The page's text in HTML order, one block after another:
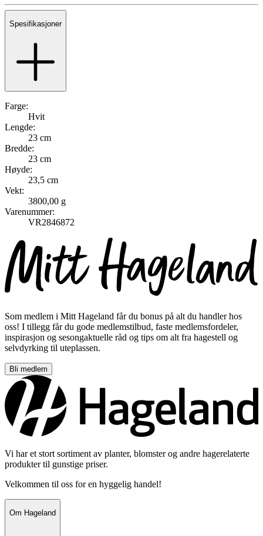
Spesifikasjoner
Farge:
Hvit
Lengde:
23 cm
Bredde:
23 cm
Høyde:
23,5 cm
Vekt:
3800,00 g
Varenummer:
VR2846872
Som medlem i Mitt Hageland får du bonus på alt du handler hos
oss! I tillegg får du gode medlemstilbud, faste medlemsfordeler,
inspirasjon og sesongaktuelle råd og tips om alt fra hagestell og
selvdyrking til uteplassen.
Bli medlem
Vi har et stort sortiment av planter, blomster og andre hagerelaterte
produkter til gunstige priser.
Velkommen til oss for en hyggelig handel!
Om Hageland